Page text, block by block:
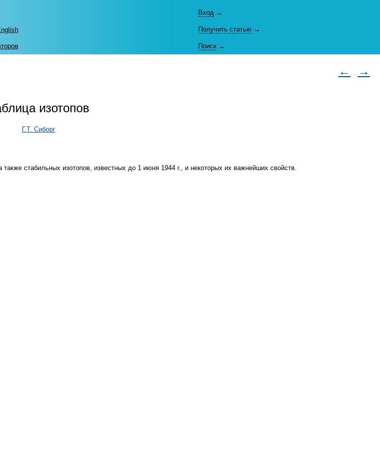
Вход →
Получить статью →
Поиск →
← →
изотопов
Г.Т. Сиборг
стабильных изотопов, известных до 1 июня 1944 г., и некоторых их важнейших свойств.